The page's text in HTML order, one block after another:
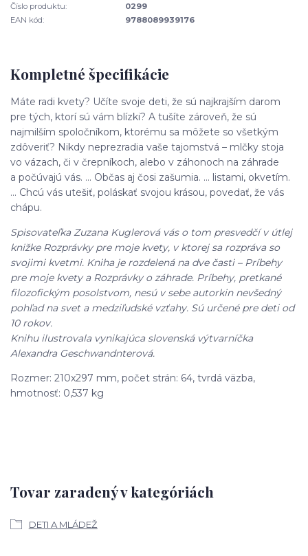
Číslo produktu:
0299
EAN kód:
9788089939176
Kompletné špecifikácie
Máte radi kvety? Učíte svoje deti, že sú najkrajším darom
pre tých, ktorí sú vám blízki? A tušíte zároveň, že sú
najmilším spoločníkom, ktorému sa môžete so všetkým
zdôveriť? Nikdy neprezradia vaše tajomstvá – mlčky stoja
vo vázach, či v črepníkoch, alebo v záhonoch na záhrade
a počúvajú vás. ... Občas aj čosi zašumia. ... listami, okvetím.
... Chcú vás utešiť, poláskať svojou krásou, povedať, že vás
chápu.
Spisovateľka Zuzana Kuglerová vás o tom presvedčí v útlej
knižke Rozprávky pre moje kvety, v ktorej sa rozpráva so
svojimi kvetmi. Kniha je rozdelená na dve časti – Príbehy
pre moje kvety a Rozprávky o záhrade. Príbehy, pretkané
filozofickým posolstvom, nesú v sebe autorkin nevšedný
pohľad na svet a medziľudské vzťahy. Sú určené pre deti od
10 rokov.
Knihu ilustrovala vynikajúca slovenská výtvarníčka
Alexandra Geschwandnterová.
Rozmer: 210x297 mm, počet strán: 64, tvrdá väzba,
hmotnosť: 0,537 kg
Tovar zaradený v kategóriách
DETI A MLÁDEŽ